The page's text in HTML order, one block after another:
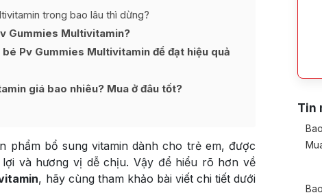
trong bao lâu thì dừng?
Gummies Multivitamin?
Pv Gummies Multivitamin để đạt hiệu quả
giá bao nhiêu? Mua ở đâu tốt?
phẩm bổ sung vitamin dành cho trẻ em, được
và hương vị dễ chịu. Vậy để hiểu rõ hơn về
, hãy cùng tham khảo bài viết chi tiết dưới
Tin